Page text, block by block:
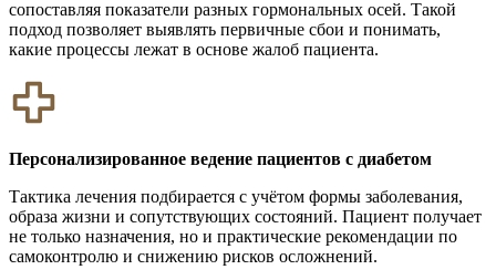
сопоставляя показатели разных гормональных осей. Такой
подход позволяет выявлять первичные сбои и понимать,
какие процессы лежат в основе жалоб пациента.
Персонализированное ведение пациентов с диабетом
Тактика лечения подбирается с учётом формы заболевания,
образа жизни и сопутствующих состояний. Пациент получает
не только назначения, но и практические рекомендации по
самоконтролю и снижению рисков осложнений.